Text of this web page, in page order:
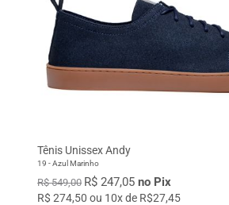
38 40 41
44 Único
Tênis Unissex Andy
19 - Azul Marinho
R$ 549,00 R$ 247,05 no Pix
R$ 274,50 ou 10x de R$27,45